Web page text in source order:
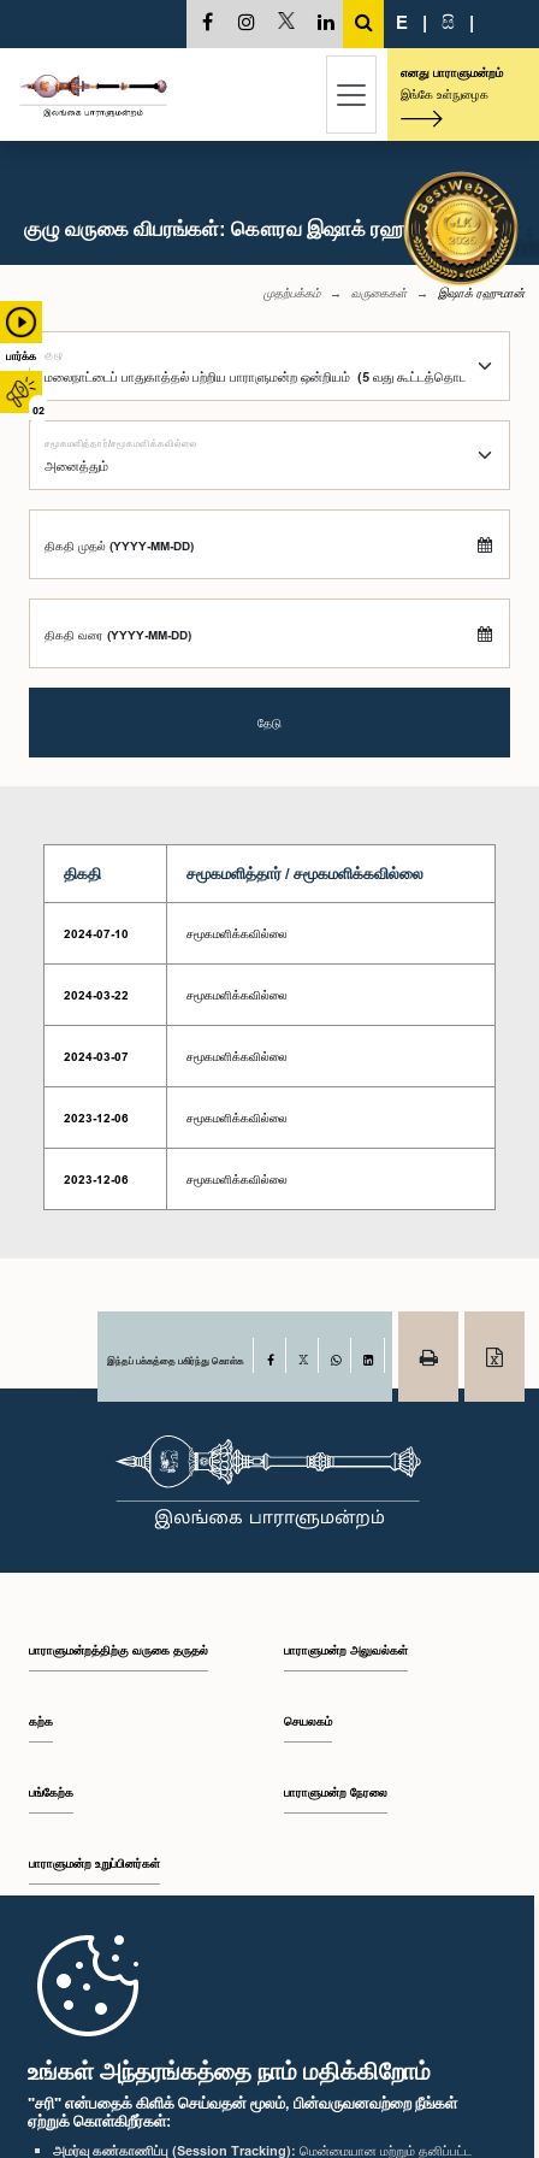
உங்கள் அந்தரங்கத்தை நாம் மதிக்கிறோம்
"சரி" என்பதைக் கிளிக் செய்வதன் மூலம், பின்வருவனவற்றை நீங்கள்
ஏற்றுக் கொள்கிறீர்கள்:
அமர்வு கண்காணிப்பு (Session Tracking): மென்மையான மற்றும் தனிப்பட்ட
பார்க்க
02
E | සි |
எனது பாராளுமன்றம்
இங்கே உள்நுழைக
குழு வருகை விபரங்கள்: கௌரவ இஷாக் ரஹுமான், பா.உ.
முதற்பக்கம் வருகைகள் இஷாக் ரஹுமான்
குழு
சமூகமளித்தார்/சமூகமளிக்கவில்லை
திகதி முதல் (YYYY-MM-DD)
திகதி வரை (YYYY-MM-DD)
தேடு
திகதி சமூகமளித்தார் / சமூகமளிக்கவில்லை
2024-07-10 சமூகமளிக்கவில்லை
2024-03-22 சமூகமளிக்கவில்லை
2024-03-07 சமூகமளிக்கவில்லை
2023-12-06 சமூகமளிக்கவில்லை
2023-12-06 சமூகமளிக்கவில்லை
இந்தப் பக்கத்தை பகிர்ந்து கொள்க Facebook
பாராளுமன்றத்திற்கு வருகை தருதல்
கற்க
பங்கேற்க
பாராளுமன்ற உறுப்பினர்கள்
முதற்பக்கம்
பாராளுமன்ற அலுவல்கள்
செயலகம்
பாராளுமன்ற நேரலை
பாராளுமன்ற கையடக்க செயலி